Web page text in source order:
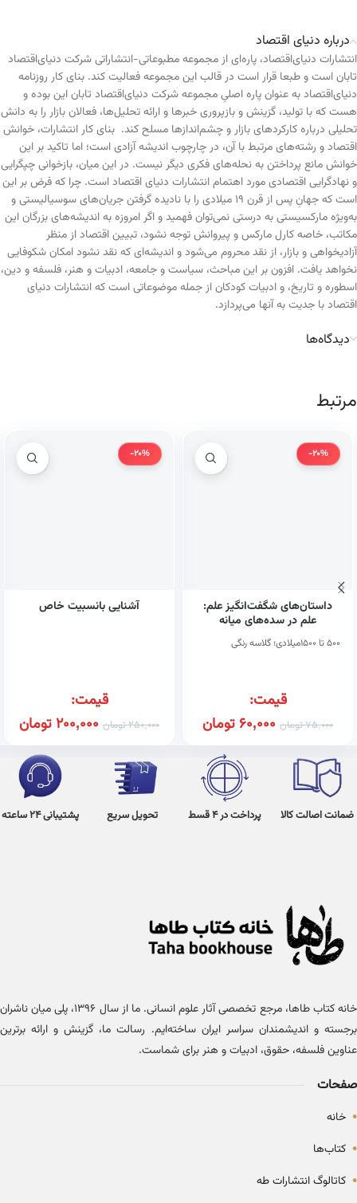
درباره دنیای اقتصاد
انتشارات دنیای‌اقتصاد، پاره‌ای از مجموعه مطبوعاتی-انتشاراتی شرکت دنیای‌اقتصاد
تابان است و طبعا قرار است در قالب این مجموعه فعالیت کند. بنای کار روزنامه
دنیای‌اقتصاد به عنوان پاره اصلیِ مجموعه شرکت دنیای‌اقتصاد تابان این بوده و
هست که با تولید، گزینش و بازپروری خبرها و ارائه تحلیل‌ها، فعالان بازار را به دانش
تحلیلی درباره کارکردهای بازار و چشم‌اندازها مسلح کند. بنای کار انتشارات، خوانش
اقتصاد و رشته‌های مرتبط با آن، در چارچوب اندیشه آزادی است؛ اما تاکید بر این
خوانش مانع پرداختن به نحله‌های فکری دیگر نیست. در این میان، بازخوانی چپگرایی
و نهادگرایی اقتصادی مورد اهتمام انتشارات دنیای اقتصاد است. چرا که فرض بر این
است که جهانِ پس از قرن ۱۹ میلادی را با نادیده گرفتن جریان‌های سوسیالیستی و
به‌ویژه مارکسیستی به درستی نمی‌توان فهمید و اگر امروزه به اندیشه‌های بزرگان این
مکاتب، خاصه کارل مارکس و پیروانش توجه نشود، تبیین اقتصاد از منظر
آزادیخواهی و بازار، از نقد محروم می‌شود و اندیشه‌ای که نقد نشود امکان شکوفایی
نخواهد یافت. افزون بر این مباحث، سیاست و جامعه، ادبیات و هنر، فلسفه و دین،
اسطوره و تاریخ، و ادبیات کودکان از جمله موضوعاتی است که انتشارات دنیای
اقتصاد با جدیت به آنها می‌پردازد.
دیدگاه‌ها
مرتبط
-20%
داستان‌های شگفت‌انگیز علم:
علم در سده‌های میانه
۵۰۰ تا ۱۵۰۰میلادی؛ گلاسه رنگی
قیمت:
75,000تومان 60,000 تومان
-20%
آشنایی بانسبیت خاص
قیمت:
250,000تومان 200,000تومان
ضمانت اصالت کالا پرداخت در 4 قسط تحویل سریع پشتیبانی 24 ساعته
خانه کتاب طاها، مرجع تخصصی آثار علوم انسانی. ما از سال ۱۳۹۶، پلی میان ناشران
برجسته و اندیشمندان سراسر ایران ساخته‌ایم. رسالت ما، گزینش و ارائه برترین
عناوین فلسفه، حقوق، ادبیات و هنر برای شماست.
صفحات
• خانه
• کتاب‌ها
• کاتالوگ انتشارات طه